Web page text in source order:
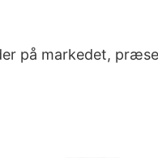
på markedet,